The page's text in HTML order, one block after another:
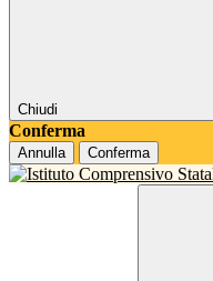
Chiudi
Conferma
Annulla Conferma